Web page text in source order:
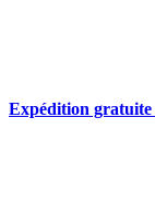
Expédition gratuite